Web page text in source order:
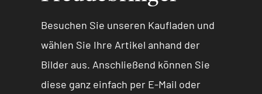
Besuchen Sie unseren Kaufladen und
wählen Sie Ihre Artikel anhand der
Bilder aus. Anschließend können Sie
diese ganz einfach per E-Mail oder